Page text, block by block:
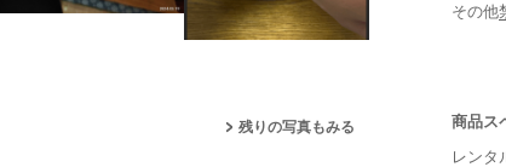
残りの写真もみる
その他
商品ス
レンタ